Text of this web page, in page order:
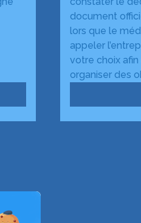
document
lors que le
appeler
votre choix
organiser des